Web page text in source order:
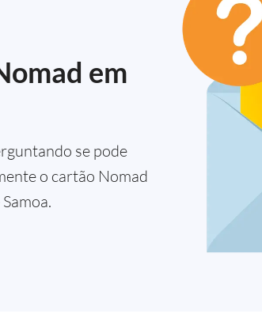
em
se pode
o cartão Nomad